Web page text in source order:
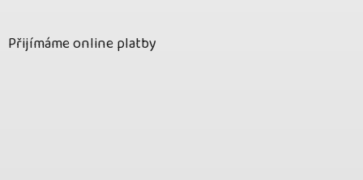
Přijímáme online platby